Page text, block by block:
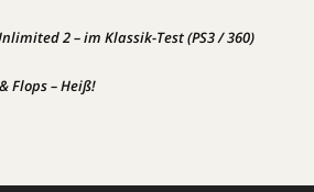
2 – im Klassik-Test (PS3 / 360)
Flops – Heiß!